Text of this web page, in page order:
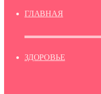
ГЛАВНАЯ
ЗДОРОВЬЕ